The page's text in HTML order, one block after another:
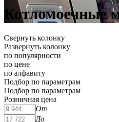
Котломоечные
Свернуть колонку
Развернуть колонку
по популярности
по цене
по алфавиту
Подбор по параметрам
Подбор по параметрам
Розничная цена
От
До